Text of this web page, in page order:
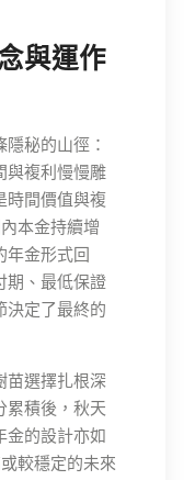
與運作
秘的山徑：
與複利慢慢雕
時間價值與複
本金持續增
年金形式回
期、最低保證
決定了最終的
苗選擇扎根深
累積後，秋天
金的設計亦如
較穩定的未來